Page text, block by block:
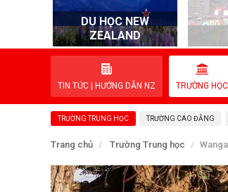
DU HỌC NEW
ZEALAND
TIN TỨC | HƯỚNG DẪN NZ TRƯỜNG HỌC
TRƯỜNG TRUNG HỌC TRƯỜNG CAO ĐẲNG
Trang chủ Trường Trung học
EVENTS
LIÊN HỆ